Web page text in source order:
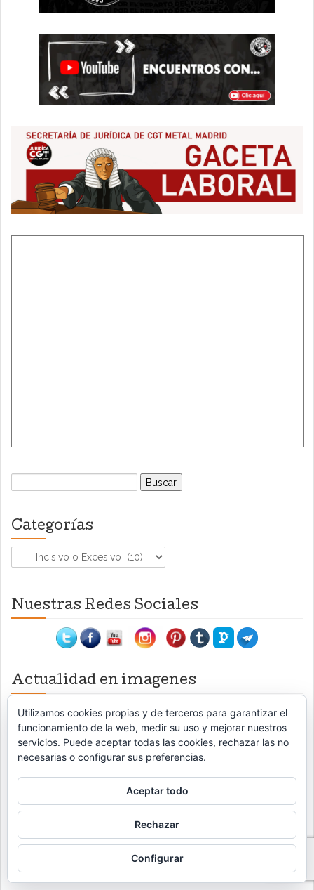
Buscar:
Categorías
Categorías
Nuestras Redes Sociales
Actualidad en imagenes
Utilizamos cookies propias y de terceros para garantizar el
funcionamiento de la web, medir su uso y mejorar nuestros
servicios. Puede aceptar todas las cookies, rechazar las no
necesarias o configurar sus preferencias.
Aceptar todo
Rechazar
Configurar